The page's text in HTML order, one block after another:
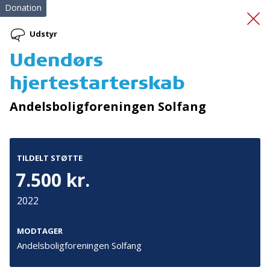
Klinik for Intensiv
Livsstil
Donation
Udstyr
Udendørs
hjertestarterskab
Andelsboligforeningen Solfang
TILDELT STØTTE
7.500 kr.
2022
MODTAGER
Andelsboligforeningen Solfang
Tilmeld nyhedsbrev
De seneste nyheder om TrygFondens og TryghedsGruppens
aktiviteter direkte i din indbakke.